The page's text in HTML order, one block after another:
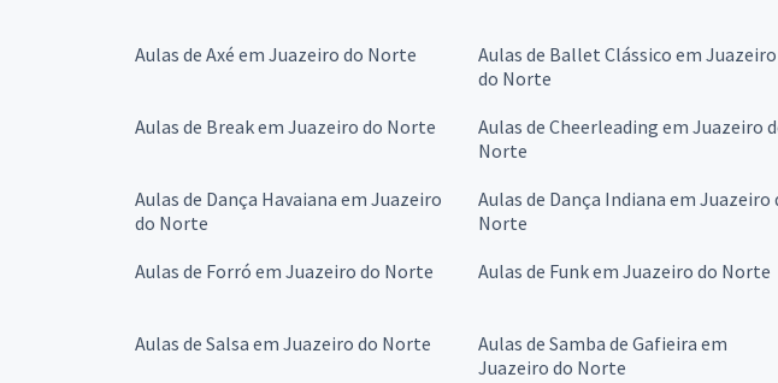
Aulas de Axé em Juazeiro do Norte
Aulas de Ballet Clássico em Juazeiro
do Norte
Aulas de Break em Juazeiro do Norte
Aulas de Cheerleading em Juazeiro
Norte
Aulas de Dança Havaiana em Juazeiro
do Norte
Aulas de Dança Indiana em Juazeiro
Norte
Aulas de Forró em Juazeiro do Norte
Aulas de Funk em Juazeiro do Norte
Aulas de Salsa em Juazeiro do Norte
Aulas de Samba de Gafieira em
Juazeiro do Norte